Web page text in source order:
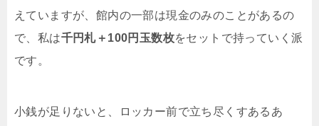
えていますが、館内の一部は現金のみのことがあるの
で、私は千円札＋100円玉数枚をセットで持っていく派
です。
小銭が足りないと、ロッカー前で立ち尽くすあるあ